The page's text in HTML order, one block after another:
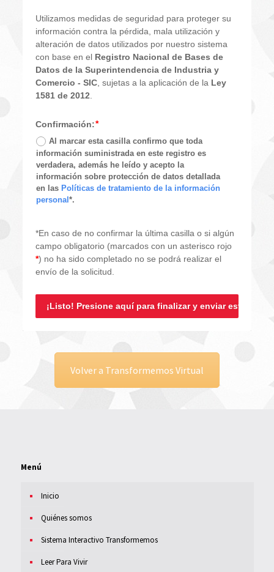
Utilizamos medidas de seguridad para proteger su
información contra la pérdida, mala utilización y
alteración de datos utilizados por nuestro sistema
con base en el Registro Nacional de Bases de
Datos de la Superintendencia de Industria y
Comercio - SIC, sujetas a la aplicación de la Ley
1581 de 2012.
Confirmación:
Al marcar esta casilla confirmo que toda
información suministrada en este registro es
verdadera, además he leído y acepto la
información sobre protección de datos detallada
en las Políticas de tratamiento de la información
personal*.
*En caso de no confirmar la última casilla o si algún
*) no ha sido completado no se podrá realizar el
envío de la solicitud.
¡Listo! Presione aquí para finalizar y enviar esta
Volver a Transformemos Virtual
Menú
Inicio
Quiénes somos
Sistema Interactivo Transformemos
Leer Para Vivir